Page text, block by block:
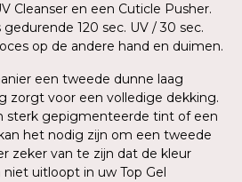
Cleanser en een Cuticle Pusher.
120 sec. UV / 30 sec.
op de andere hand en duimen.
een tweede dunne laag
zorgt voor een volledige dekking.
sterk gepigmenteerde tint of een
het nodig zijn om een tweede
zeker van te zijn dat de kleur
uitloopt in uw Top Gel